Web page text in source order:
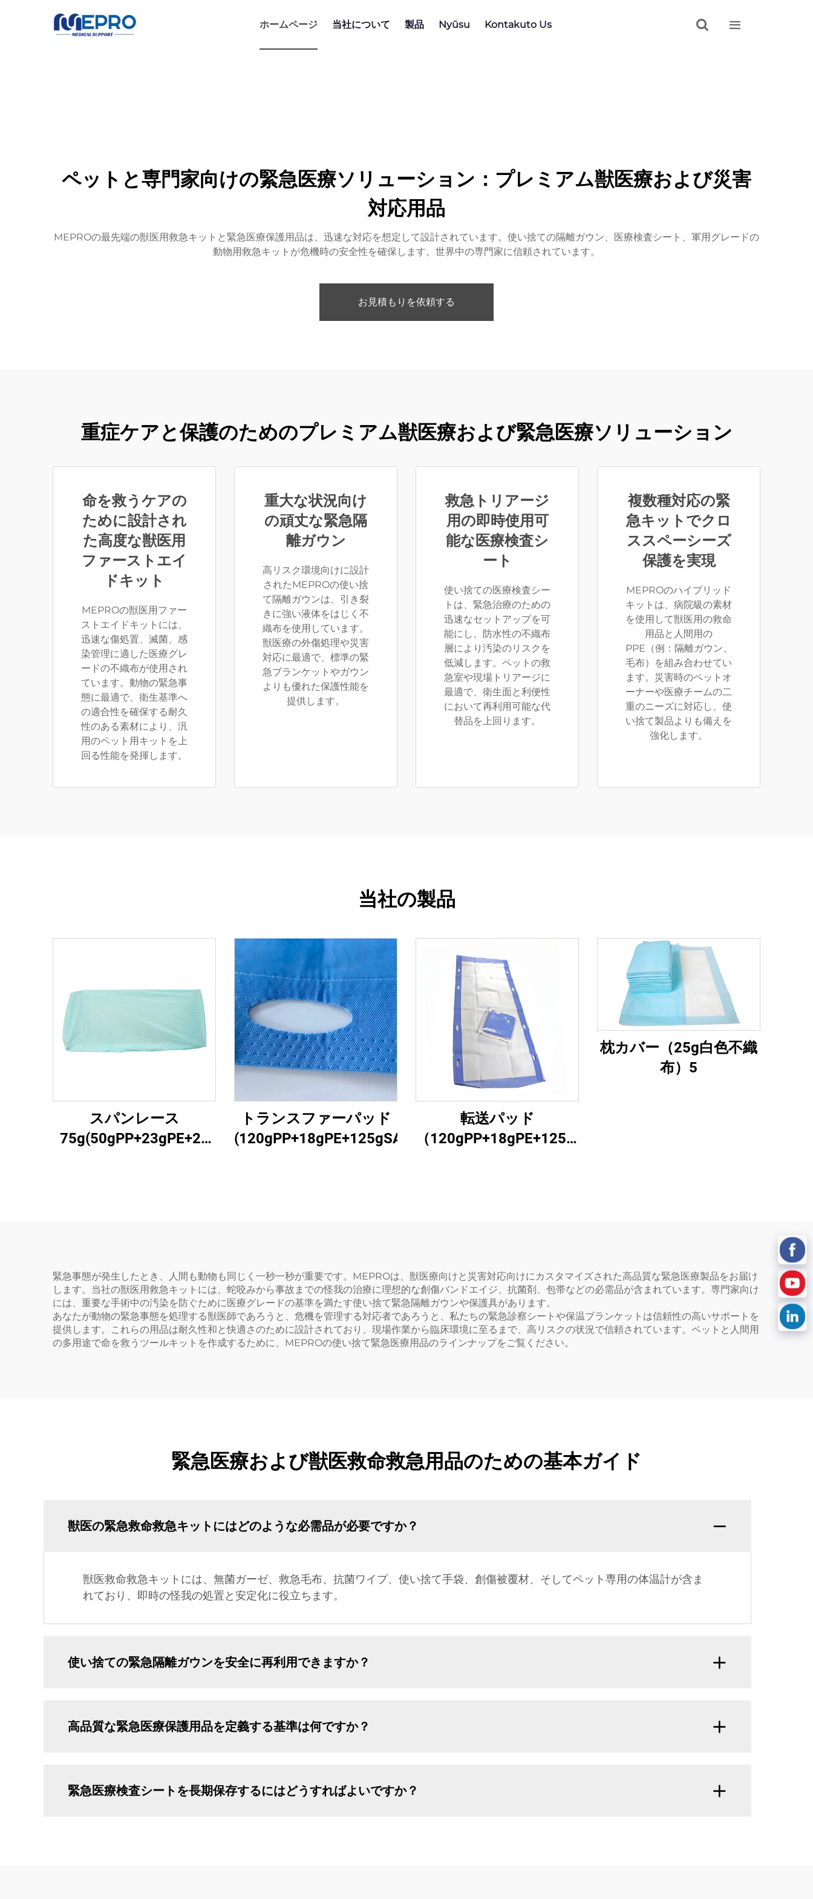
ホームページ 当社について 製品 Nyūsu Kontakuto Us  
ペットと専門家向けの緊急医療ソリューション：プレミアム獣医療および災害
対応用品
MEPROの最先端の獣医用救急キットと緊急医療保護用品は、迅速な対応を想定して設計されています。使い捨ての隔離ガウン、医療検査シート、軍用グレードの
動物用救急キットが危機時の安全性を確保します。世界中の専門家に信頼されています。
お見積もりを依頼する
重症ケアと保護のためのプレミアム獣医療および緊急医療ソリューション
命を救うケアの
ために設計され
た高度な獣医用
ファーストエイ
ドキット
MEPROの獣医用ファー
ストエイドキットには、
迅速な傷処置、滅菌、感
染管理に適した医療グレ
ードの不織布が使用され
ています。動物の緊急事
態に最適で、衛生基準へ
の適合性を確保する耐久
性のある素材により、汎
用のペット用キットを上
回る性能を発揮します。
重大な状況向け
の頑丈な緊急隔
離ガウン
高リスク環境向けに設計
されたMEPROの使い捨
て隔離ガウンは、引き裂
きに強い液体をはじく不
織布を使用しています。
獣医療の外傷処理や災害
対応に最適で、標準の緊
急ブランケットやガウン
よりも優れた保護性能を
提供します。
救急トリアージ
用の即時使用可
能な医療検査シ
ート
使い捨ての医療検査シー
トは、緊急治療のための
迅速なセットアップを可
能にし、防水性の不織布
層により汚染のリスクを
低減します。ペットの救
急室や現場トリアージに
最適で、衛生面と利便性
において再利用可能な代
替品を上回ります。
複数種対応の緊
急キットでクロ
ススペーシーズ
保護を実現
MEPROのハイブリッド
キットは、病院級の素材
を使用して獣医用の救命
用品と人間用の
PPE（例：隔離ガウン、
毛布）を組み合わせてい
ます。災害時のペットオ
ーナーや医療チームの二
重のニーズに対応し、使
い捨て製品よりも備えを
強化します。
当社の製品
スパンレース
75g(50gPP+23gPE+2g
トランスファーパッド
(120gPP+18gPE+125gSAP+18gPP)1
転送パッド
（120gPP+18gPE+125gSAP+18gPP）
枕カバー（25g白色不織
布）5
緊急事態が発生したとき、人間も動物も同じく一秒一秒が重要です。MEPROは、獣医療向けと災害対応向けにカスタマイズされた高品質な緊急医療製品をお届け
します。当社の獣医用救急キットには、蛇咬みから事故までの怪我の治療に理想的な創傷バンドエイジ、抗菌剤、包帯などの必需品が含まれています。専門家向け
には、重要な手術中の汚染を防ぐために医療グレードの基準を満たす使い捨て緊急隔離ガウンや保護具があります。
あなたが動物の緊急事態を処理する獣医師であろうと、危機を管理する対応者であろうと、私たちの緊急診察シートや保温ブランケットは信頼性の高いサポートを
提供します。これらの用品は耐久性和と快適さのために設計されており、現場作業から臨床環境に至るまで、高リスクの状況で信頼されています。ペットと人間用
の多用途で命を救うツールキットを作成するために、MEPROの使い捨て緊急医療用品のラインナップをご覧ください。
緊急医療および獣医救命救急用品のための基本ガイド
獣医の緊急救命救急キットにはどのような必需品が必要ですか？
獣医救命救急キットには、無菌ガーゼ、救急毛布、抗菌ワイプ、使い捨て手袋、創傷被覆材、そしてペット専用の体温計が含ま
れており、即時の怪我の処置と安定化に役立ちます。
使い捨ての緊急隔離ガウンを安全に再利用できますか？
高品質な緊急医療保護用品を定義する基準は何ですか？
緊急医療検査シートを長期保存するにはどうすればよいですか？